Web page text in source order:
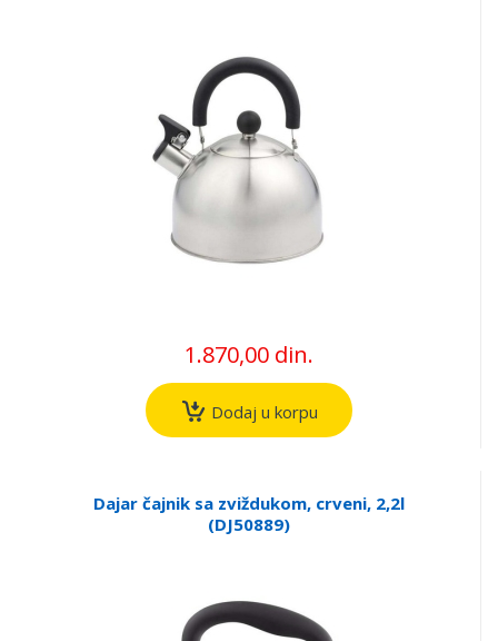
1.870,00 din.
Dodaj u korpu
Dajar čajnik sa zviždukom, crveni, 2,2l
(DJ50889)